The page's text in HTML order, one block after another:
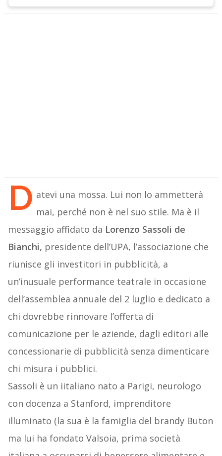
D atevi una mossa. Lui non lo ammetterà
mai, perché non è nel suo stile. Ma è il
messaggio affidato da Lorenzo Sassoli de
Bianchi, presidente dell’UPA, l’associazione che
riunisce gli investitori in pubblicità, a
un’inusuale performance teatrale in occasione
dell’assemblea annuale del 2 luglio e dedicato a
chi dovrebbe rinnovare l’offerta di
comunicazione per le aziende, dagli editori alle
concessionarie di pubblicità senza dimenticare
chi misura i pubblici.
Sassoli è un iitaliano nato a Parigi, neurologo
con docenza a Stanford, imprenditore
illuminato (la sua è la famiglia del brandy Buton
ma lui ha fondato Valsoia, prima società